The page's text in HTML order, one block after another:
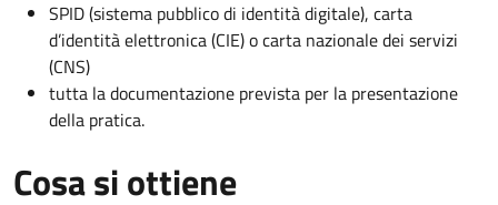
SPID (sistema pubblico di identità digitale), carta
d’identità elettronica (CIE) o carta nazionale dei servizi
(CNS)
tutta la documentazione prevista per la presentazione
della pratica.
Cosa si ottiene